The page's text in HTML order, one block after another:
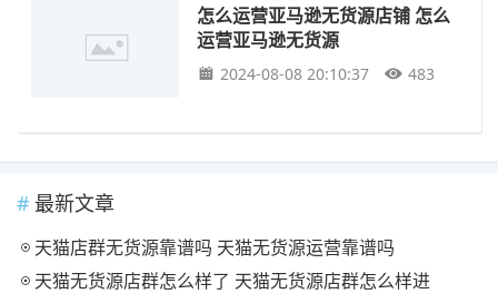
怎么运营亚马逊无货源店铺 怎么
运营亚马逊无货源
2024-08-08 20:10:37 483
最新文章
天猫店群无货源靠谱吗 天猫无货源运营靠谱吗
天猫无货源店群怎么样了 天猫无货源店群怎么样进